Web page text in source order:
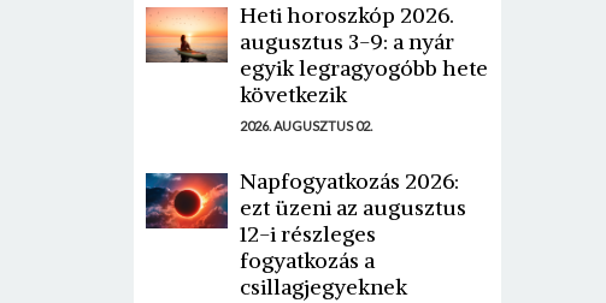
Heti horoszkóp 2026.
augusztus 3-9: a nyár
egyik legragyogóbb hete
következik
2026. AUGUSZTUS 02.
Napfogyatkozás 2026:
ezt üzeni az augusztus
12-i részleges
fogyatkozás a
csillagjegyeknek